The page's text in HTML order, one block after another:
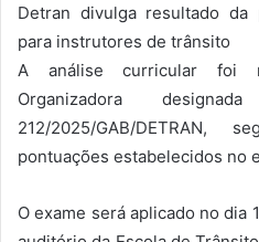
Detran divulga resultado
para instrutores de trânsito
A análise curricular foi
Organizadora
212/2025/GAB/
pontuações estabelecidos no
O exame será aplicado no dia